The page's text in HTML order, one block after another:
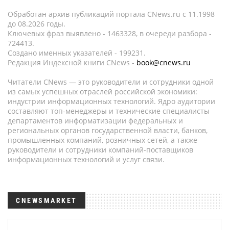
Обработан архив публикаций портала CNews.ru c 11.1998
до 08.2026 годы.
Ключевых фраз выявлено - 1463328, в очереди разбора -
724413.
Создано именных указателей - 199231.
Редакция Индексной книги CNews - book@cnews.ru
Читатели CNews — это руководители и сотрудники одной
из самых успешных отраслей российской экономики:
индустрии информационных технологий. Ядро аудитории
составляют топ-менеджеры и технические специалисты
департаментов информатизации федеральных и
региональных органов государственной власти, банков,
промышленных компаний, розничных сетей, а также
руководители и сотрудники компаний-поставщиков
информационных технологий и услуг связи.
CNEWSMARKET